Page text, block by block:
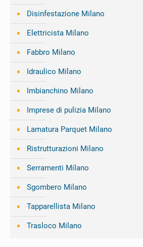
Disinfestazione Milano
Elettricista Milano
Fabbro Milano
Idraulico Milano
Imbianchino Milano
Imprese di pulizia Milano
Lamatura Parquet Milano
Ristrutturazioni Milano
Serramenti Milano
Sgombero Milano
Tapparellista Milano
Trasloco Milano